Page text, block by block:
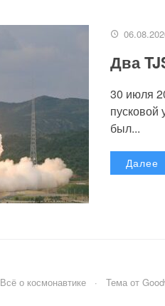
Два
30 июля
пусковой
был...
Далее
Всё о космонавтике · Тема от